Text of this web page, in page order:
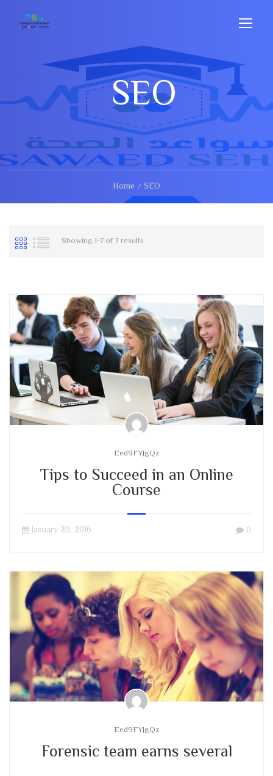
SEO
Home SEO
Showing 1-7 of 7 results
Eed9FYJgQz
Tips to Succeed in an Online
Course
January 20, 2016 0
Eed9FYJgQz
Forensic team earns several